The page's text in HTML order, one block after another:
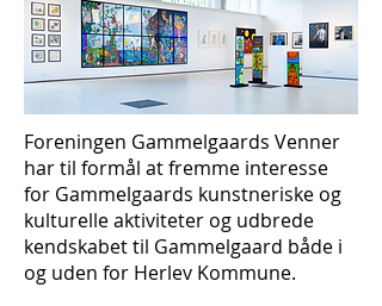
Foreningen Gammelgaards Venner
har til formål at fremme interesse
for Gammelgaards kunstneriske og
kulturelle aktiviteter og udbrede
kendskabet til Gammelgaard både i
og uden for Herlev Kommune.